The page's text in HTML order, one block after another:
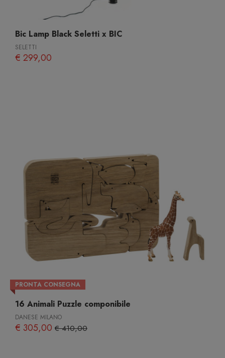
Bic Lamp Black Seletti x BIC
SELETTI
€ 299,00
PRONTA CONSEGNA
16 Animali Puzzle componibile
DANESE MILANO
€ 305,00 € 410,00